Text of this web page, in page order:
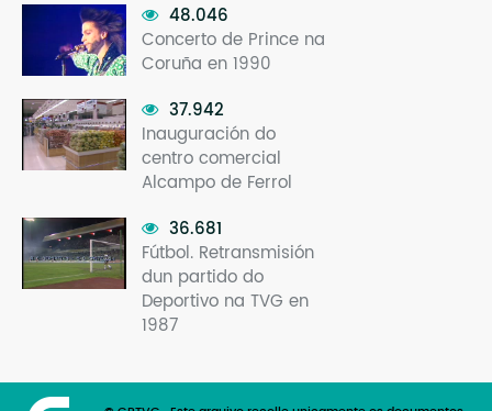
48.046
Concerto de Prince na
Coruña en 1990
37.942
Inauguración do
centro comercial
Alcampo de Ferrol
36.681
Fútbol. Retransmisión
dun partido do
Deportivo na TVG en
1987